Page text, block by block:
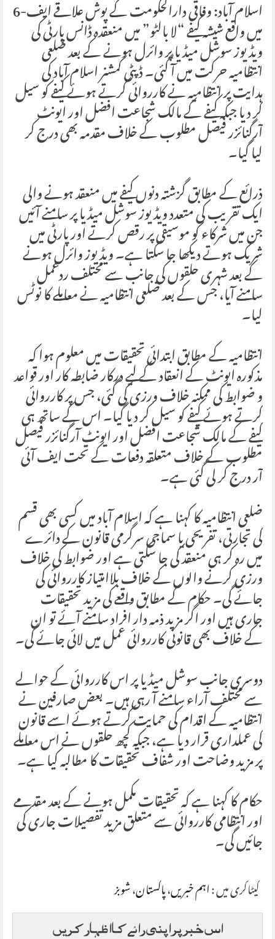
اسلام آباد: وفاقی دارالحکومت کے پوش علاقے ایف-6 میں واقع شیشہ کیفے “لا بالٹو” میں منعقدہ ڈانس پارٹی کی
ویڈیوز سوشل میڈیا پر وائرل ہونے کے بعد ضلعی
انتظامیہ حرکت میں آ گئی۔ ڈپٹی کمشنر اسلام آباد کی
ہدایت پر انتظامیہ نے کارروائی کرتے ہوئے کیفے کو سیل
کر دیا جبکہ کیفے کے مالک شجاعت افضل اور ایونٹ
آرگنائزر فیصل مطلوب کے خلاف مقدمہ بھی درج کر
لیا گیا۔
ذرائع کے مطابق گزشتہ دنوں کیفے میں منعقد ہونے والی
ایک تقریب کی متعدد ویڈیوز سوشل میڈیا پر سامنے آئیں
جن میں شرکاء کو موسیقی پر رقص کرتے اور پارٹی میں
شریک ہوتے دیکھا جا سکتا ہے۔ ویڈیوز وائرل ہونے
کے بعد شہری حلقوں کی جانب سے مختلف ردعمل
سامنے آیا، جس کے بعد ضلعی انتظامیہ نے معاملے کا نوٹس
لیا۔
انتظامیہ کے مطابق ابتدائی تحقیقات میں معلوم ہوا کہ
مذکورہ ایونٹ کے انعقاد کے لیے درکار ضابطہ کار اور قواعد
و ضوابط کی ممکنہ خلاف ورزی کی گئی، جس پر کارروائی
کرتے ہوئے کیفے کو سیل کر دیا گیا۔ اس کے ساتھ ہی
کیفے کے مالک شجاعت افضل اور ایونٹ آرگنائزر فیصل
مطلوب کے خلاف متعلقہ دفعات کے تحت ایف آئی
آر درج کر لی گئی ہے۔
ضلعی انتظامیہ کا کہنا ہے کہ اسلام آباد میں کسی بھی قسم
کی تجارتی، تفریحی یا سماجی سرگرمی قانون کے دائرے
میں رہ کر ہی منعقد کی جا سکتی ہے اور ضوابط کی خلاف
ورزی کرنے والوں کے خلاف بلاامتیاز کارروائی کی
جائے گی۔ حکام کے مطابق واقعے کی مزید تحقیقات
جاری ہیں اور اگر مزید ذمہ دار افراد سامنے آئے تو ان
کے خلاف بھی قانونی کارروائی عمل میں لائی جائے گی۔
دوسری جانب سوشل میڈیا پر اس کارروائی کے حوالے
سے مختلف آراء سامنے آ رہی ہیں۔ بعض صارفین نے
انتظامیہ کے اقدام کی حمایت کرتے ہوئے اسے قانون
کی عملداری قرار دیا ہے، جبکہ کچھ حلقوں نے اس معاملے
پر مزید وضاحت اور شفاف تحقیقات کا مطالبہ کیا ہے۔
حکام کا کہنا ہے کہ تحقیقات مکمل ہونے کے بعد مقدمے
اور انتظامی کارروائی سے متعلق مزید تفصیلات جاری کی
جائیں گی۔
کیٹاگری میں :اہم خبریں،پاکستان،شوبز
اس خبر پر اپنی رائے کا اظہار کریں